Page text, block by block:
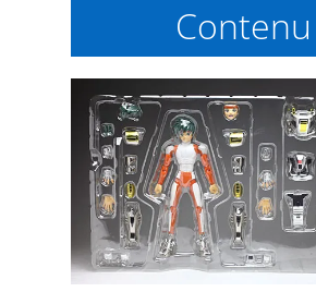
Contenu